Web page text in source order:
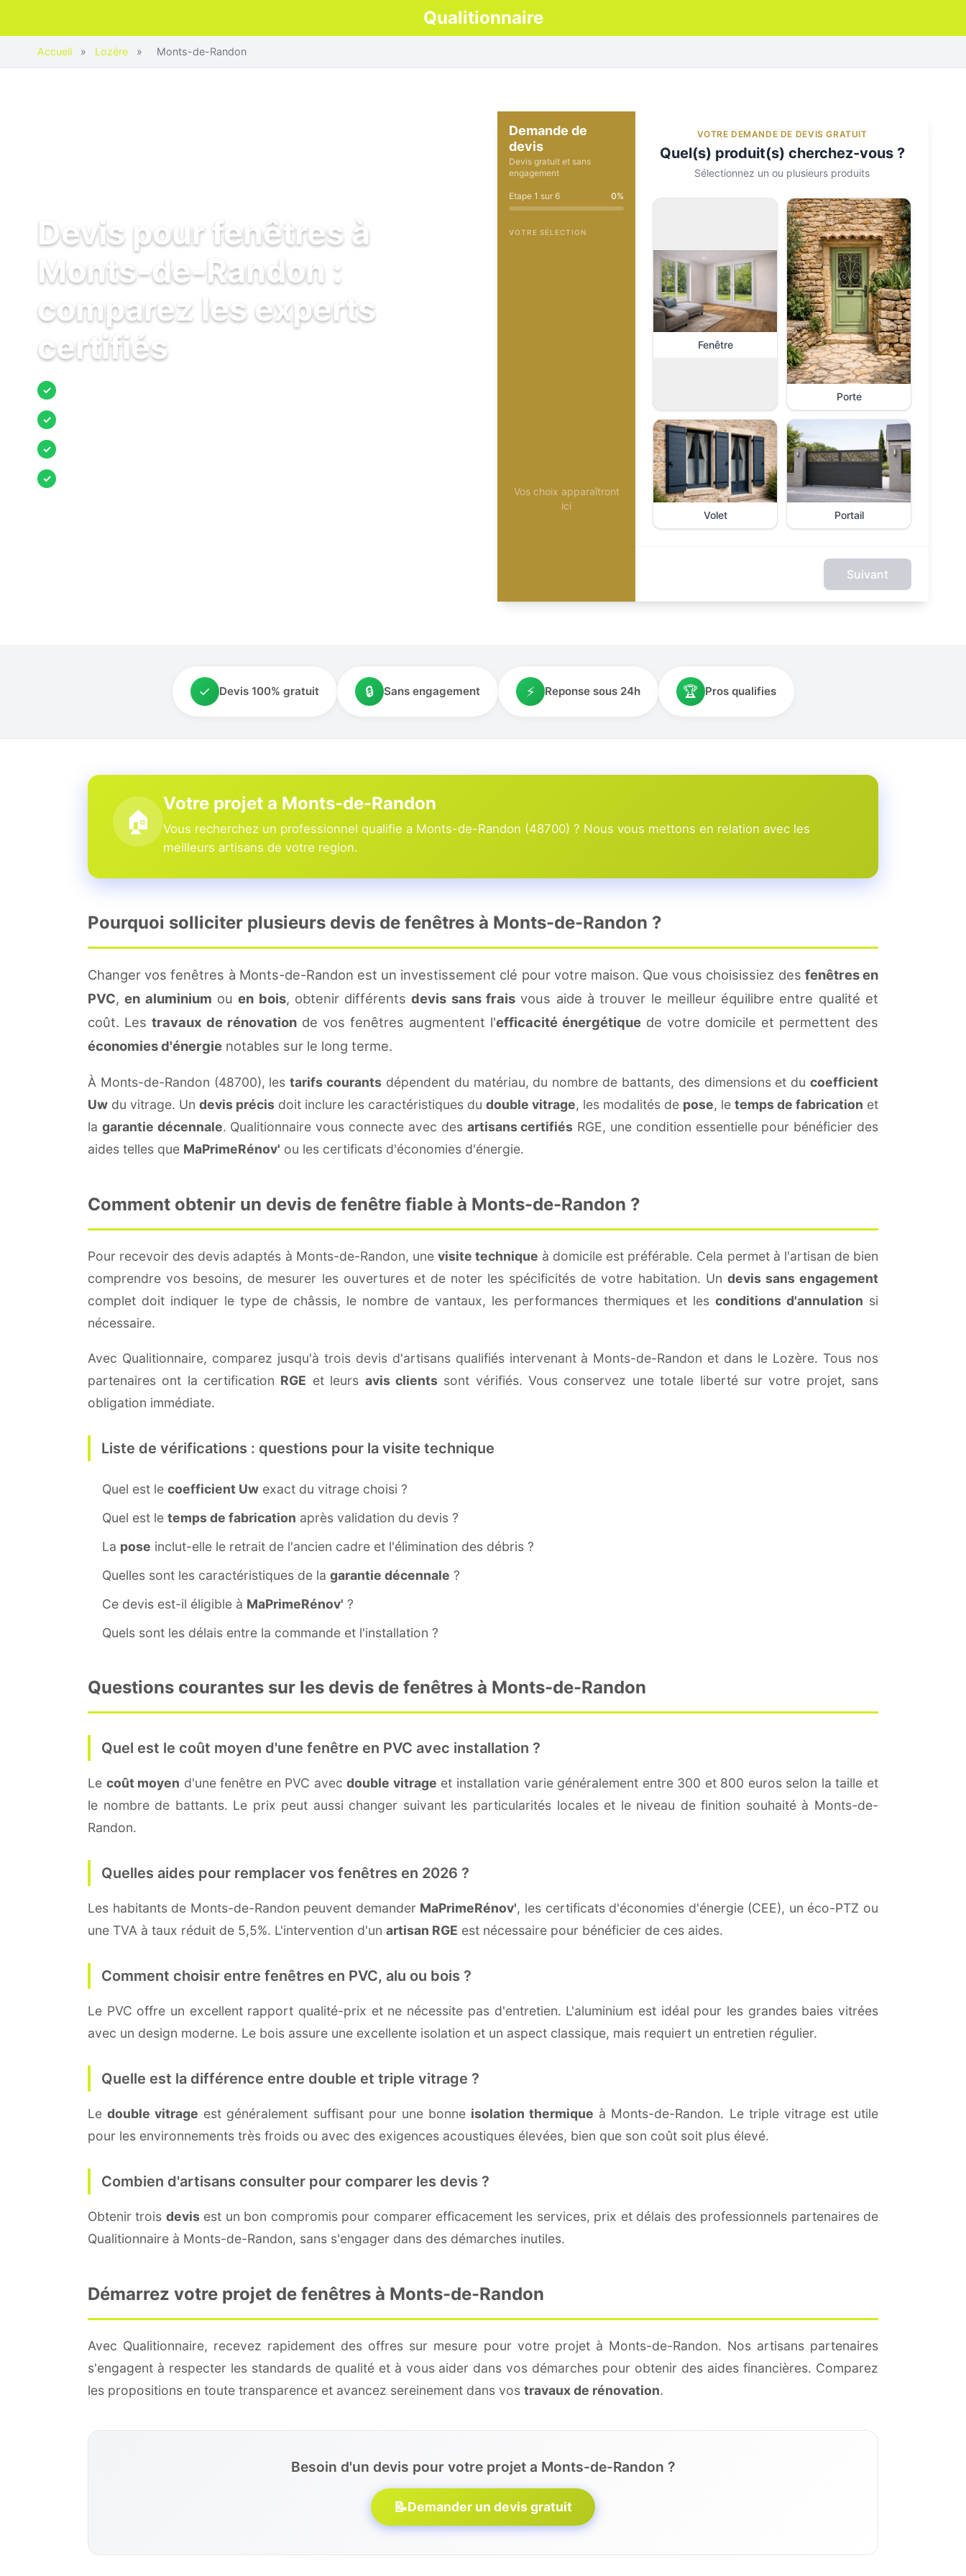
Qualitionnaire
Accueil » Lozère » Monts-de-Randon
Devis pour fenêtres à
Monts-de-Randon :
comparez les experts
certifiés
✓
✓
✓
✓
Demande de
devis
Devis gratuit et sans
engagement
Etape 1 sur 6 0%
VOTRE SÉLECTION
Vos choix apparaîtront
ici
VOTRE DEMANDE DE DEVIS GRATUIT
Quel(s) produit(s) cherchez-vous ?
Sélectionnez un ou plusieurs produits
Fenêtre
Porte
Volet Portail
Suivant
✓ Devis 100% gratuit 🔒 Sans engagement ⚡ Reponse sous 24h 🏆 Pros qualifies
🏠
Votre projet a Monts-de-Randon
Vous recherchez un professionnel qualifie a Monts-de-Randon (48700) ? Nous vous mettons en relation avec les
meilleurs artisans de votre region.
Pourquoi solliciter plusieurs devis de fenêtres à Monts-de-Randon ?
Changer vos fenêtres à Monts-de-Randon est un investissement clé pour votre maison. Que vous choisissiez des fenêtres en
PVC,en aluminium ouen bois, obtenir différentsdevis sans frais vous aide à trouver le meilleur équilibre entre qualité et
coût. Les travaux de rénovation de vos fenêtres augmentent l'efficacité énergétique de votre domicile et permettent des
économies d'énergie notables sur le long terme.
À Monts-de-Randon (48700), lestarifs courants dépendent du matériau, du nombre de battants, des dimensions et ducoefficient
Uw du vitrage. Un devis précis doit inclure les caractéristiques du double vitrage, les modalités de pose, le temps de fabrication et
la garantie décennale. Qualitionnaire vous connecte avec des artisans certifiés RGE, une condition essentielle pour bénéficier des
aides telles que MaPrimeRénov' ou les certificats d'économies d'énergie.
Comment obtenir un devis de fenêtre fiable à Monts-de-Randon ?
Pour recevoir des devis adaptés à Monts-de-Randon, une visite technique à domicile est préférable. Cela permet à l'artisan de bien
comprendre vos besoins, de mesurer les ouvertures et de noter les spécificités de votre habitation. Un devis sans engagement
complet doit indiquer le type de châssis, le nombre de vantaux, les performances thermiques et les conditions d'annulation si
nécessaire.
Avec Qualitionnaire, comparez jusqu'à trois devis d'artisans qualifiés intervenant à Monts-de-Randon et dans le Lozère. Tous nos
partenaires ont la certification RGE et leurs avis clientssont vérifiés. Vous conservez une totale liberté sur votre projet, sans
obligation immédiate.
Liste de vérifications : questions pour la visite technique
Quel est le coefficient Uw exact du vitrage choisi ?
Quel est le temps de fabrication après validation du devis ?
La pose inclut-elle le retrait de l'ancien cadre et l'élimination des débris ?
Quelles sont les caractéristiques de la garantie décennale ?
Ce devis est-il éligible à MaPrimeRénov' ?
Quels sont les délais entre la commande et l'installation ?
Questions courantes sur les devis de fenêtres à Monts-de-Randon
Quel est le coût moyen d'une fenêtre en PVC avec installation ?
Le coût moyen d'une fenêtre en PVC avecdouble vitrage et installation varie généralement entre 300 et 800 euros selon la taille et
le nombre de battants. Le prix peut aussi changer suivant les particularités locales et le niveau de finition souhaité à Monts-de-
Randon.
Quelles aides pour remplacer vos fenêtres en 2026 ?
Les habitants de Monts-de-Randon peuvent demander MaPrimeRénov', les certificats d'économies d'énergie (CEE), un éco-PTZ ou
une TVA à taux réduit de 5,5%. L'intervention d'un artisan RGE est nécessaire pour bénéficier de ces aides.
Comment choisir entre fenêtres en PVC, alu ou bois ?
Le PVC offre un excellent rapport qualité-prix et ne nécessite pas d'entretien. L'aluminium est idéal pour les grandes baies vitrées
avec un design moderne. Le bois assure une excellente isolation et un aspect classique, mais requiert un entretien régulier.
Quelle est la différence entre double et triple vitrage ?
Ledouble vitrage est généralement suffisant pour une bonne isolation thermique à Monts-de-Randon. Le triple vitrage est utile
pour les environnements très froids ou avec des exigences acoustiques élevées, bien que son coût soit plus élevé.
Combien d'artisans consulter pour comparer les devis ?
Obtenir trois devisest un bon compromis pour comparer efficacement les services, prix et délais des professionnels partenaires de
Qualitionnaire à Monts-de-Randon, sans s'engager dans des démarches inutiles.
Démarrez votre projet de fenêtres à Monts-de-Randon
Avec Qualitionnaire, recevez rapidement des offres sur mesure pour votre projet à Monts-de-Randon. Nos artisans partenaires
s'engagent à respecter les standards de qualité et à vous aider dans vos démarches pour obtenir des aides financières. Comparez
les propositions en toute transparence et avancez sereinement dans vos travaux de rénovation.
Besoin d'un devis pour votre projet a Monts-de-Randon ?
📝Demander un devis gratuit